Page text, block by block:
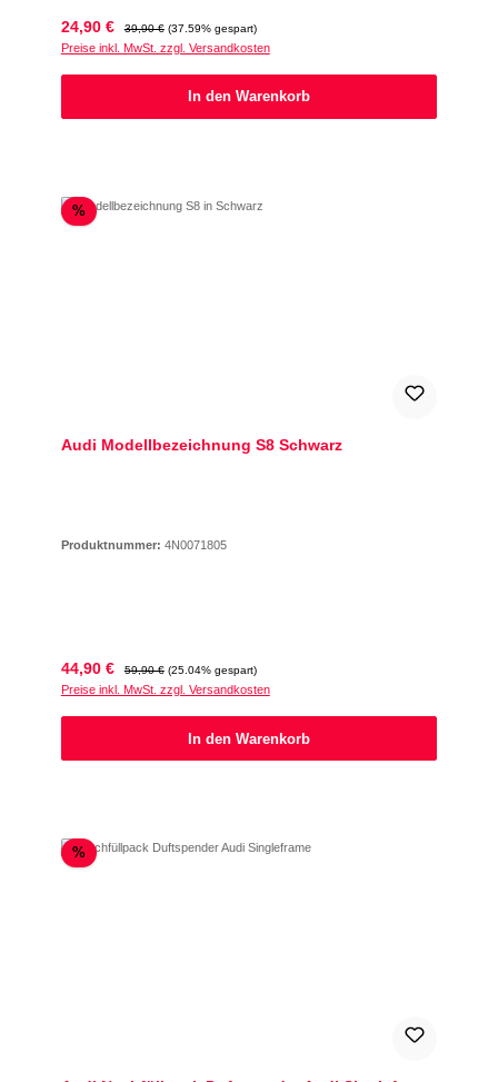
Verkaufspreis:
24,90 € Regulärer Preis:
39,90 € (37.59% gespart)
Preise inkl. MwSt. zzgl. Versandkosten
In den Warenkorb
%Rabatt
Audi Modellbezeichnung S8 Schwarz
Produktnummer: 4N0071805
Verkaufspreis:
44,90 € Regulärer Preis:
59,90 € (25.04% gespart)
Preise inkl. MwSt. zzgl. Versandkosten
In den Warenkorb
%Rabatt